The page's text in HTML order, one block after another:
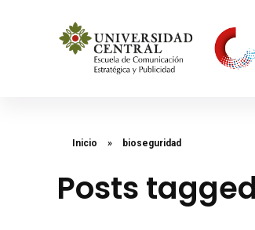
Inicio » bioseguridad
Posts